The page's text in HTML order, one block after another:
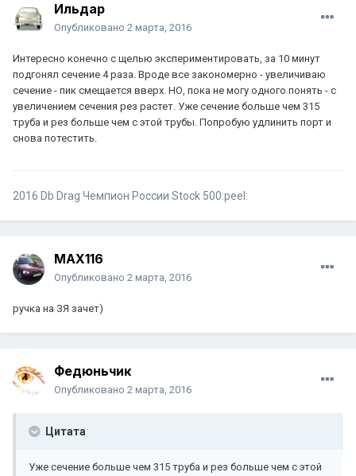
Ильдар
Опубликовано 2 марта, 2016
Интересно конечно с щелью экспериментировать, за 10 минут
подгонял сечение 4 раза. Вроде все закономерно - увеличиваю
сечение - пик смещается вверх. НО, пока не могу одного понять - с
увеличением сечения рез растет. Уже сечение больше чем 315
труба и рез больше чем с этой трубы. Попробую удлинить порт и
снова потестить.
2016 Db Drag Чемпион России Stock 500:peel:
MAX116
Опубликовано 2 марта, 2016
ручка на ЗЯ зачет)
Федюньчик
Опубликовано 2 марта, 2016
Цитата
Уже сечение больше чем 315 труба и рез больше чем с этой